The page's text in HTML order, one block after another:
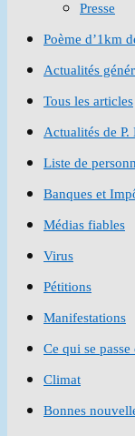
Presse
Poème d’1km
Actualités
Tous les articles
Actualités de P.
Liste de
Banques et
Médias fiables
Virus
Pétitions
Manifestations
Ce qui se
Climat
Bonnes